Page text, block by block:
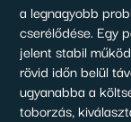
a legnagyobb
cserélődése. Egy
jelent stabil
rövid időn belül
ugyanabba a
toborzás,